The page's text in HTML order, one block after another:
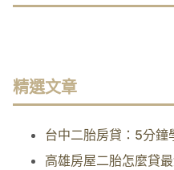
精選文章
台中二胎房貸：5分鐘
高雄房屋二胎怎麼貸